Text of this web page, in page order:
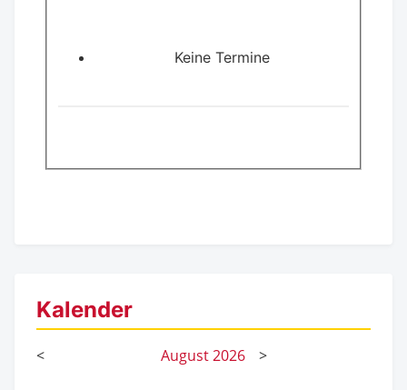
Keine Termine
Kalender
< August2026 >